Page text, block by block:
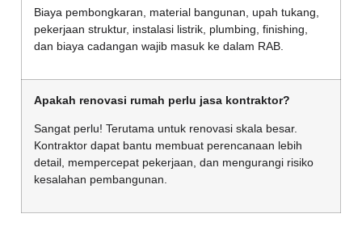
Biaya pembongkaran, material bangunan, upah tukang,
pekerjaan struktur, instalasi listrik, plumbing, finishing,
dan biaya cadangan wajib masuk ke dalam RAB.
Apakah renovasi rumah perlu jasa kontraktor?
Sangat perlu! Terutama untuk renovasi skala besar.
Kontraktor dapat bantu membuat perencanaan lebih
detail, mempercepat pekerjaan, dan mengurangi risiko
kesalahan pembangunan.